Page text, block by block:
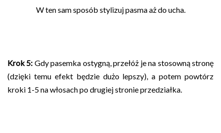
W ten sam sposób stylizuj pasma aż do ucha.
Krok 5: Gdy pasemka ostygną, przełóż je na stosowną stronę
(dzięki temu efekt będzie dużo lepszy), a potem powtórz
kroki 1-5 na włosach po drugiej stronie przedziałka.